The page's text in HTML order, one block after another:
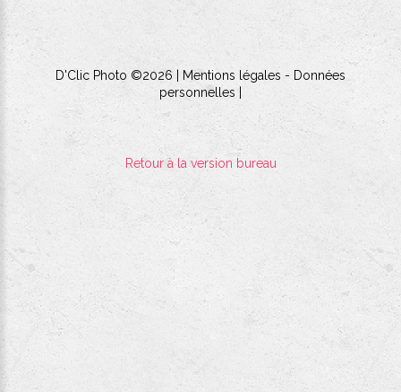
D'Clic Photo ©2026 Mentions légales - Données
personnelles
Retour à la version bureau